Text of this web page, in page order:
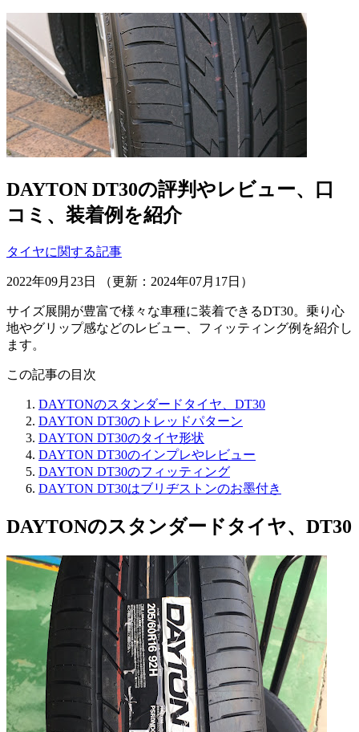
DAYTON DT30の評判やレビュー、口
コミ、装着例を紹介
タイヤに関する記事
2022年09月23日 （更新：2024年07月17日）
サイズ展開が豊富で様々な車種に装着できるDT30。乗り心
地やグリップ感などのレビュー、フィッティング例を紹介し
ます。
この記事の目次
DAYTONのスタンダードタイヤ、DT30
DAYTON DT30のトレッドパターン
DAYTON DT30のタイヤ形状
DAYTON DT30のインプレやレビュー
DAYTON DT30のフィッティング
DAYTON DT30はブリヂストンのお墨付き
DAYTONのスタンダードタイヤ、DT30